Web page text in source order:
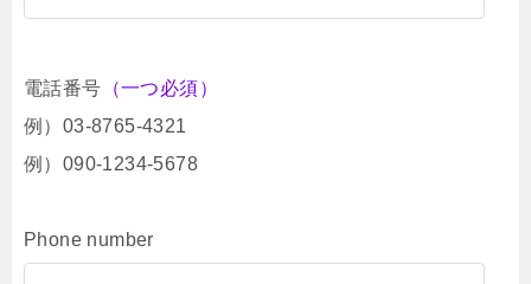
電話番号 （一つ必須）
例）03-8765-4321
例）090-1234-5678
Phone number